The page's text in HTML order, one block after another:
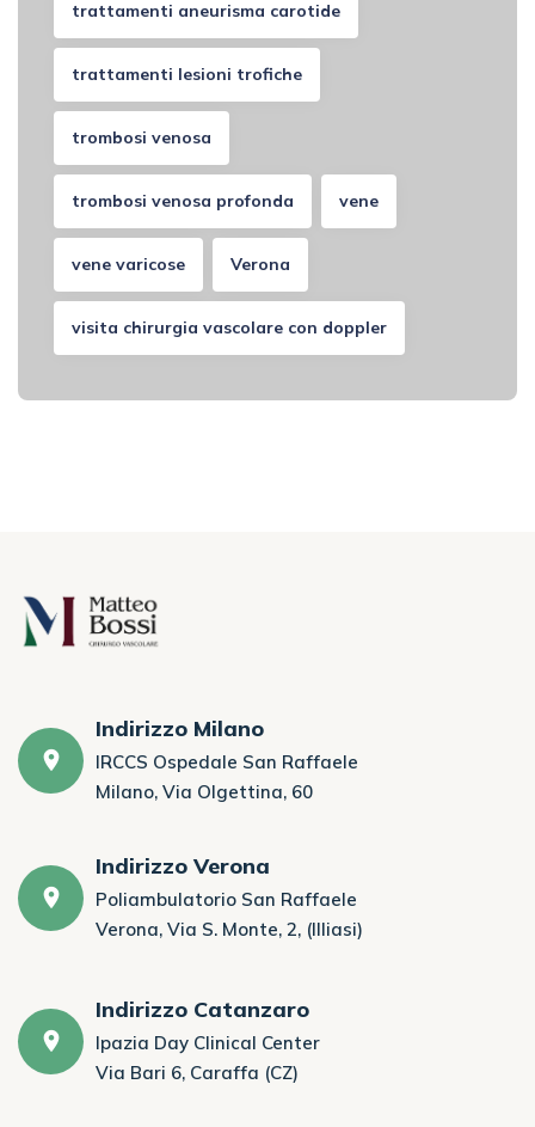
trattamenti aneurisma carotide
trattamenti lesioni trofiche
trombosi venosa
trombosi venosa profonda vene
vene varicose Verona
visita chirurgia vascolare con doppler
Indirizzo Milano
IRCCS Ospedale San Raffaele
Milano, Via Olgettina, 60
Indirizzo Verona
Poliambulatorio San Raffaele
Verona, Via S. Monte, 2, (Illiasi)
Indirizzo Catanzaro
Ipazia Day Clinical Center
Via Bari 6, Caraffa (CZ)